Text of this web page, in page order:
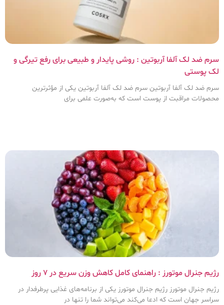
سرم ضد لک آلفا آربوتین : روشی پایدار و طبیعی برای رفع تیرگی و
لک پوستی
سرم ضد لک آلفا آربوتین سرم ضد لک آلفا آربوتین یکی از مؤثرترین
محصولات مراقبت از پوست است که به‌صورت علمی برای
رژیم جنرال موتورز : راهنمای کامل کاهش وزن سریع در ۷ روز
رژیم جنرال موتورز رژیم جنرال موتورز یکی از برنامه‌های غذایی پرطرفدار در
سراسر جهان است که ادعا می‌کند می‌تواند شما را تنها در